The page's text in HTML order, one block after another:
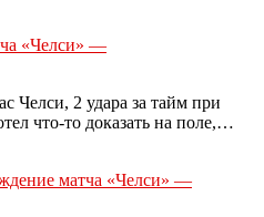
«Челси» —
Челси, 2 удара за тайм при
что-то доказать на поле,…
матча «Челси» —